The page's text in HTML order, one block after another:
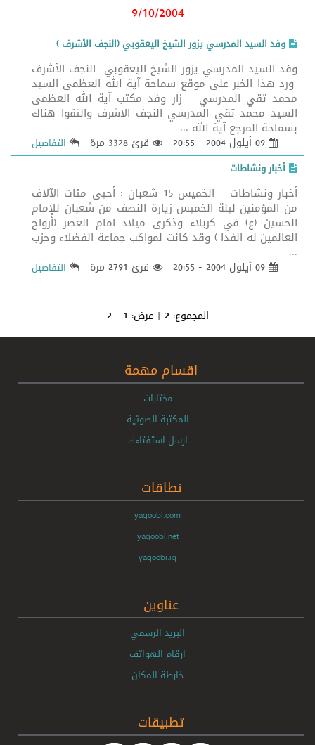
9/10/2004
وفد السيد المدرسي يزور الشيخ اليعقوبي (النجف الأشرف )
وفد السيد المدرسي يزور الشيخ اليعقوبي النجف الأشرف
ورد هذا الخبر على موقع سماحة آية الله العظمى السيد
محمد تقي المدرسي زار وفد مكتب آية الله العظمى
السيد محمد تقي المدرسي النجف الاشرف والتقوا هناك
بسماحة المرجع آية الله ...
قرئ 3328 مرة
التفاصيل
أخبار ونشاطات
أخبار ونشاطات الخميس 15 شعبان : أحيى مئات الآلاف
من المؤمنين ليلة الخميس زيارة النصف من شعبان للإمام
الحسين (ع) في كربلاء وذكرى ميلاد امام العصر (أرواح
العالمين له الفدا ) وقد كانت لمواكب جماعة الفضلاء وحزب
...
قرئ 2791 مرة التفاصيل
المجموع:2 | عرض: 1 - 2
اقسام مهمة
مختارات
المكتبة الصوتية
ارسل استفتاءك
نطاقات
yaqoobi.com
yaqoobi.net
yaqoobi.iq
عناوين
البريد الرسمي
ارقام الهواتف
خارطة المكان
تطبيقات